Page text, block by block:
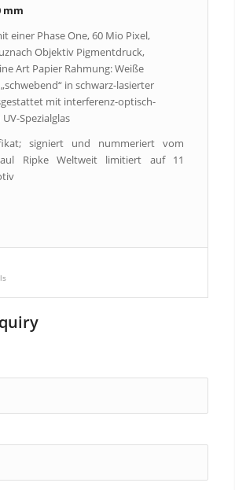
mm
einer Phase One, 60 Mio Pixel,
Objektiv Pigmentdruck,
Art Papier Rahmung: Weiße
in schwarz-lasierter
mit interferenz-optisch-
Spezialglas
signiert und nummeriert vom
Ripke Weltweit limitiert auf 11